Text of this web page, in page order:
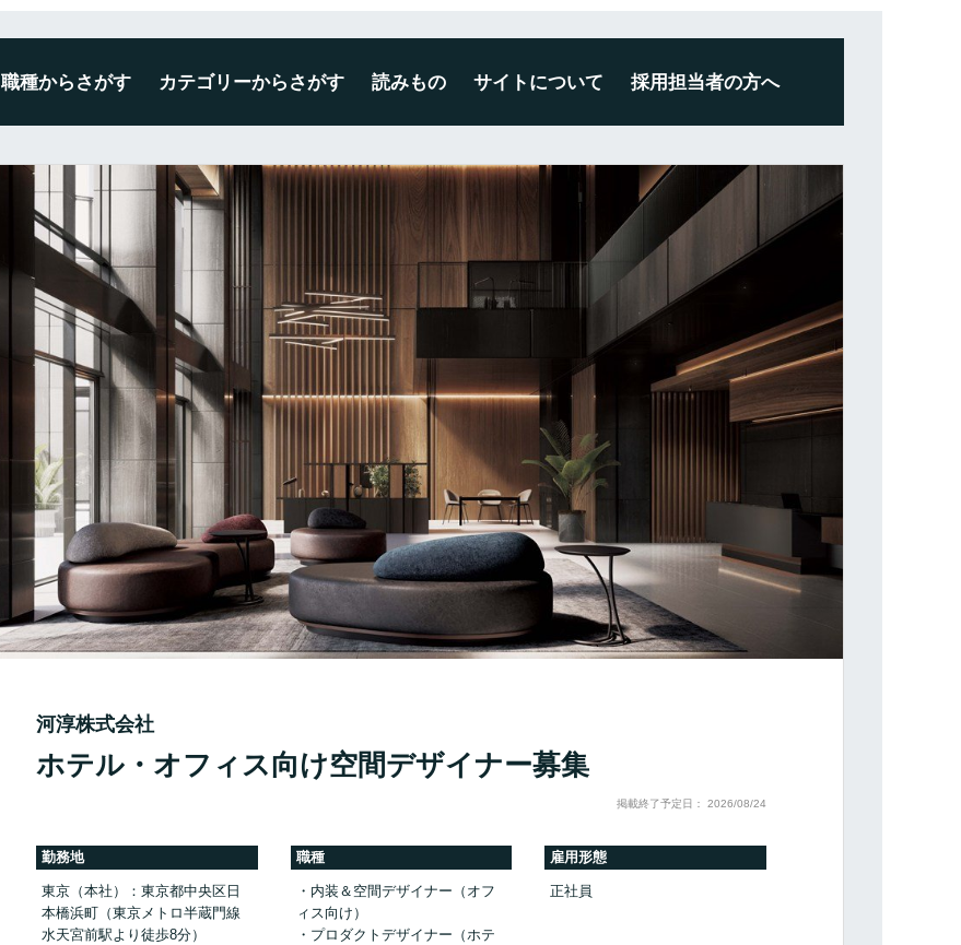
職種からさがす カテゴリーからさがす 読みもの サイトについて 採用担当者の方へ
河淳株式会社
ホテル・オフィス向け空間デザイナー募集
掲載終了予定日： 2026/08/24
勤務地
東京（本社）：東京都中央区⽇
本橋浜町（東京メトロ半蔵門線
水天宮前駅より徒歩8分）
職種
・内装＆空間デザイナー（オフ
ィス向け）
・プロダクトデザイナー（ホテ
雇用形態
正社員